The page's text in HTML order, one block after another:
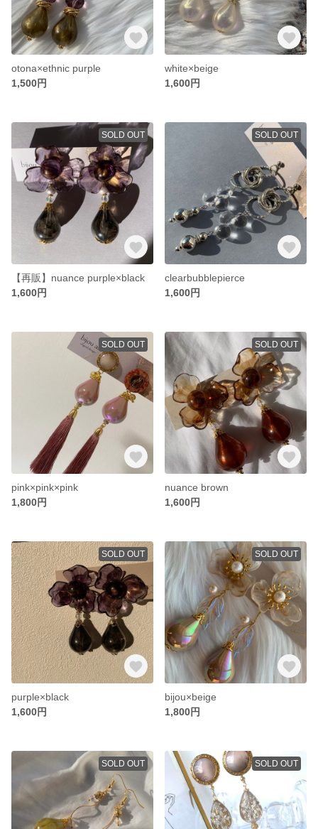
otona×ethnic purple
1,500円
white×beige
1,600円
SOLD OUT
【再販】nuance purple×black
1,600円
SOLD OUT
clearbubblepierce
1,600円
SOLD OUT
pink×pink×pink
1,800円
SOLD OUT
nuance brown
1,600円
SOLD OUT
purple×black
1,600円
SOLD OUT
bijou×beige
1,800円
SOLD OUT SOLD OUT